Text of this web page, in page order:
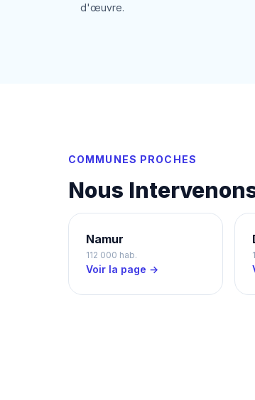
d'œuvre.
COMMUNES PROCHES
Nous
Namur
112 000 hab.
Voir la page →